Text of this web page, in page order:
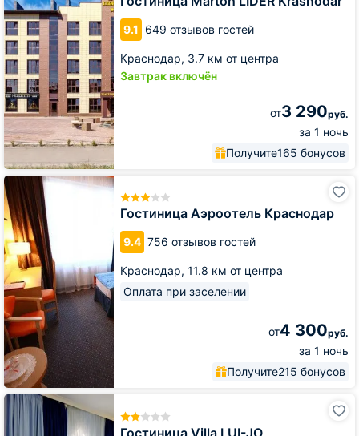
9.1 649 отзывов гостей
Краснодар, 3.7 км от центра
Завтрак включён
от3 290руб.
за 1 ночь
Получите165 бонусов
Krasnodar
Гостиница Аэроотель Краснодар
9.4 756 отзывов гостей
Краснодар, 11.8 км от центра
Оплата при заселении
от4 300руб.
за 1 ночь
Получите215 бонусов
Гостиница
Аэроотель
Краснодар
Гостиница Villa LUI-JO
Гостиница
Villa